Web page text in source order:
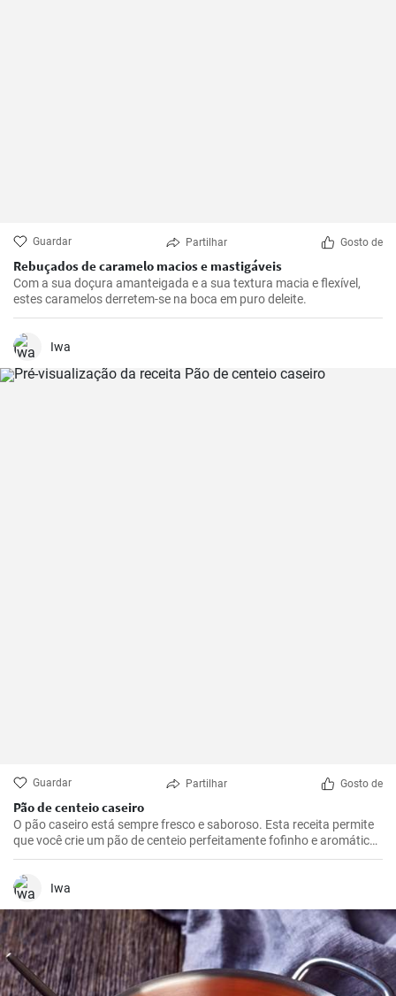
Guardar Partilhar Gosto de
Rebuçados de caramelo macios e mastigáveis
Com a sua doçura amanteigada e a sua textura macia e flexível,
estes caramelos derretem-se na boca em puro deleite.
Iwa
Guardar Partilhar Gosto de
Pão de centeio caseiro
O pão caseiro está sempre fresco e saboroso. Esta receita permite
que você crie um pão de centeio perfeitamente fofinho e aromático
na sua própria cozinha.
Iwa